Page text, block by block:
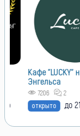
Кафе "LUCKY" на ул.
Энгельса
7206
2
открыто
до 21:00